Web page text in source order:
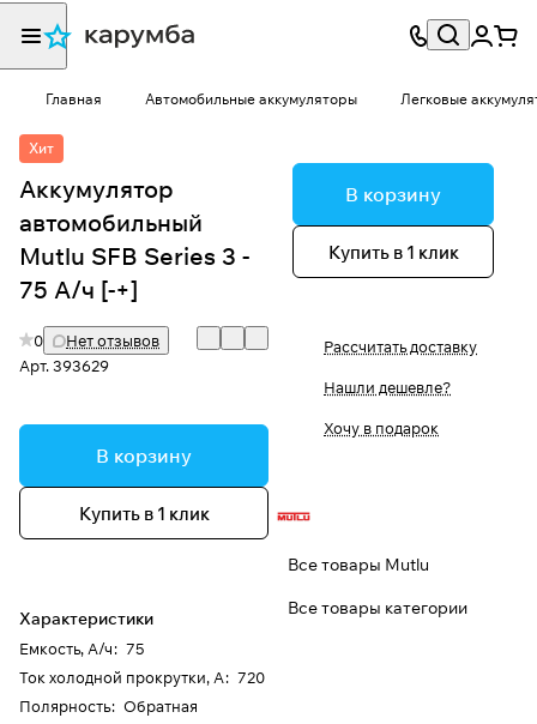
Главная Автомобильные аккумуляторы Легковые
Хит
Аккумулятор
автомобильный
Mutlu SFB Series 3 -
75 А/ч [-+]
0
Нет отзывов
Арт.393629
В корзину
Купить в 1 клик
Характеристики
Емкость, А/ч: 75
Ток холодной прокрутки, А: 720
Полярность: Обратная
В корзину
Купить в 1 клик
Рассчитать доставку
Нашли дешевле?
Хочу в подарок
Все товары Mutlu
Все товары категории